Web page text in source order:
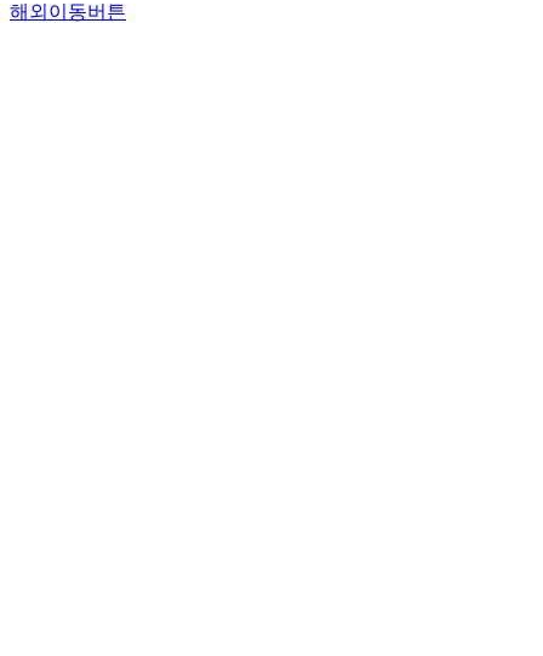
해외이동버튼